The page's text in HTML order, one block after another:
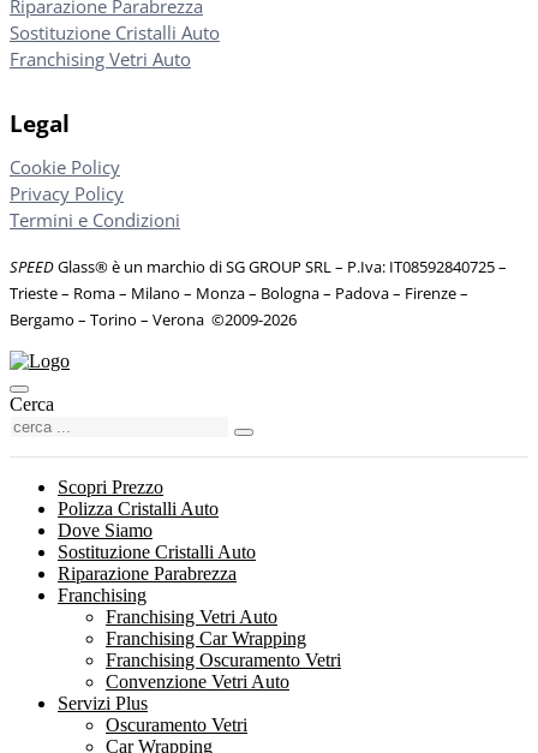
Riparazione Parabrezza
Sostituzione Cristalli Auto
Franchising Vetri Auto
Legal
Cookie Policy
Privacy Policy
Termini e Condizioni
SPEEDGlass® è un marchio di SG GROUP SRL – P.Iva: IT08592840725–
Trieste – Roma – Milano – Monza – Bologna – Padova – Firenze –
Bergamo – Torino – Verona ©2009-2026
Cerca
Scopri Prezzo
Polizza Cristalli Auto
Dove Siamo
Sostituzione Cristalli Auto
Riparazione Parabrezza
Franchising
Franchising Vetri Auto
Franchising Car Wrapping
Franchising Oscuramento Vetri
Convenzione Vetri Auto
Servizi Plus
Oscuramento Vetri
Car Wrapping